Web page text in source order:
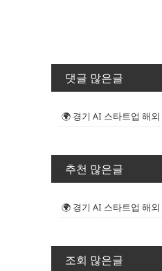
댓글 많은글
추천 많은글
조회 많은글